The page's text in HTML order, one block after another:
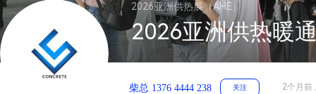
2026亚洲供热展（AHE）
2026亚洲供热暖
柴总 1376 4444 238 关注 2个月前